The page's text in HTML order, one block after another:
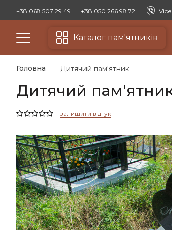
+38 068 507 29 49 +38 050 266 98 72
Каталог пам'ятників
Головна Дитячий пам'ятник
Дитячий
залишити відгук